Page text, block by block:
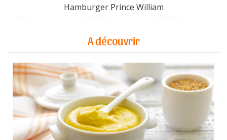
Hamburger Prince William
A découvrir